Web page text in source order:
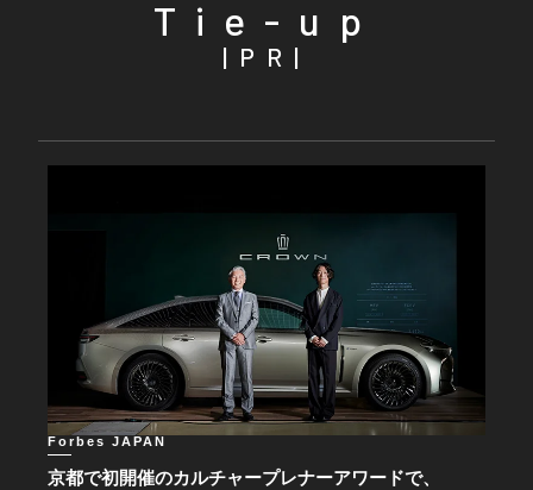
Tie-up
|PR|
Forbes JAPAN
京都で初開催のカルチャープレナーアワードで、